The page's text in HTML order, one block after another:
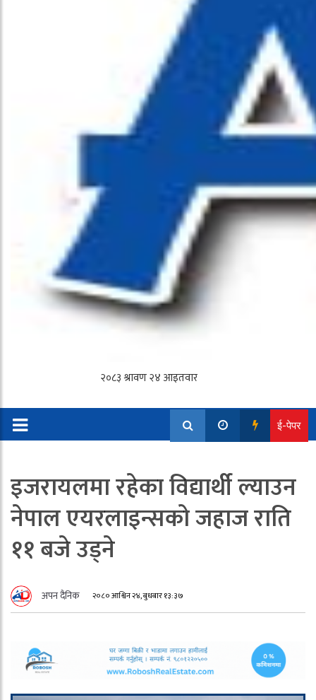
ई-पेपर
इजरायलमा रहेका विद्यार्थी ल्याउन
नेपाल एयरलाइन्सको जहाज राति
११ बजे उड्ने
अपन दैनिक २०८० आश्विन २४, बुधबार १३:३७